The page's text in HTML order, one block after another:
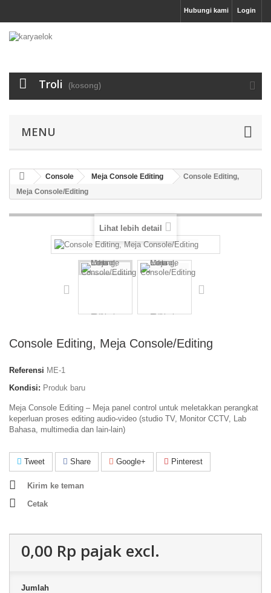
Login
Hubungi kami
Troli (kosong)
MENU
Console Meja Console Editing
Console Editing,
Meja Console/Editing
Lihat lebih detail
Console Editing, Meja Console/Editing
Referensi ME-1
Kondisi: Produk baru
Meja Console Editing – Meja panel control untuk meletakkan perangkat
keperluan proses editing audio-video (studio TV, Monitor CCTV, Lab
Bahasa, multimedia dan lain-lain)
Tweet Share Google+ Pinterest
Kirim ke teman
Cetak
0,00 Rp‎ pajak excl.
Jumlah